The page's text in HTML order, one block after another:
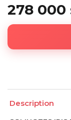
278 000
Description